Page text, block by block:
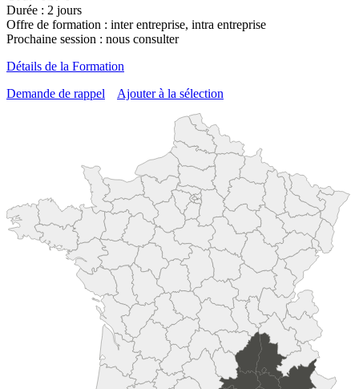
Durée : 2 jours
Offre de formation : inter entreprise, intra entreprise
Prochaine session : nous consulter
Détails de la Formation
Demande de rappel
Ajouter à la sélection